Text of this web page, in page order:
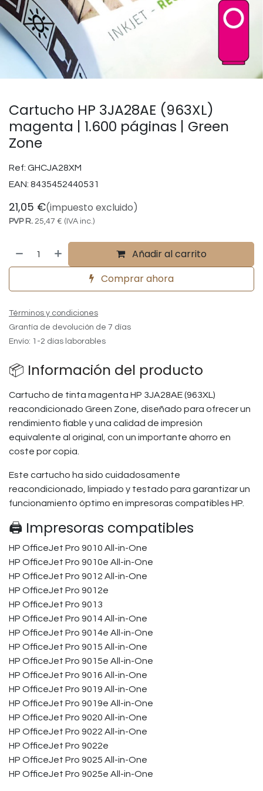
Cartucho HP 3JA28AE (963XL)
magenta | 1.600 páginas | Green
Zone
Ref: GHCJA28XM
EAN: 8435452440531
21,05 €(impuesto excluido)
PVP R. 25,47 € (IVA inc.)
Añadir al carrito
Comprar ahora
Términos y condiciones
Grantía de devolución de 7 días
Envío: 1-2 días laborables
📦 Información del producto
Cartucho de tinta magenta HP 3JA28AE (963XL)
reacondicionado Green Zone, diseñado para ofrecer un
rendimiento fiable y una calidad de impresión
equivalente al original, con un importante ahorro en
coste por copia.
Este cartucho ha sido cuidadosamente
reacondicionado, limpiado y testado para garantizar un
funcionamiento óptimo en impresoras compatibles HP.
🖨️ Impresoras compatibles
HP OfficeJet Pro 9010 All-in-One
HP OfficeJet Pro 9010e All-in-One
HP OfficeJet Pro 9012 All-in-One
HP OfficeJet Pro 9012e
HP OfficeJet Pro 9013
HP OfficeJet Pro 9014 All-in-One
HP OfficeJet Pro 9014e All-in-One
HP OfficeJet Pro 9015 All-in-One
HP OfficeJet Pro 9015e All-in-One
HP OfficeJet Pro 9016 All-in-One
HP OfficeJet Pro 9019 All-in-One
HP OfficeJet Pro 9019e All-in-One
HP OfficeJet Pro 9020 All-in-One
HP OfficeJet Pro 9022 All-in-One
HP OfficeJet Pro 9022e
HP OfficeJet Pro 9025 All-in-One
HP OfficeJet Pro 9025e All-in-One